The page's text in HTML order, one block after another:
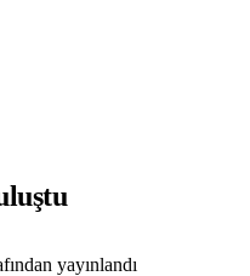
yayınlandı